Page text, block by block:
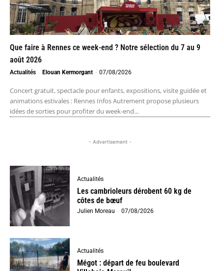
Que faire à Rennes ce week-end ? Notre sélection du 7 au 9
août 2026
Actualités Elouan Kermorgant - 07/08/2026
Concert gratuit, spectacle pour enfants, expositions, visite guidée et
animations estivales : Rennes Infos Autrement propose plusieurs
idées de sorties pour profiter du week-end...
- Advertisement -
Actualités
Les cambrioleurs dérobent 60 kg de
côtes de bœuf
Julien Moreau - 07/08/2026
Actualités
Mégot : départ de feu boulevard